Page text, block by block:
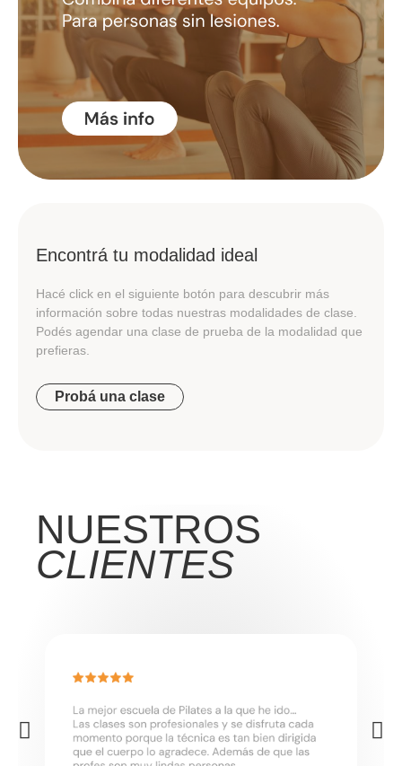
Encontrá tu modalidad ideal
Hacé click en el siguiente botón para descubrir más
información sobre todas nuestras modalidades de clase.
Podés agendar una clase de prueba de la modalidad que
prefieras.
Probá una clase
NUESTROS
CLIENTES